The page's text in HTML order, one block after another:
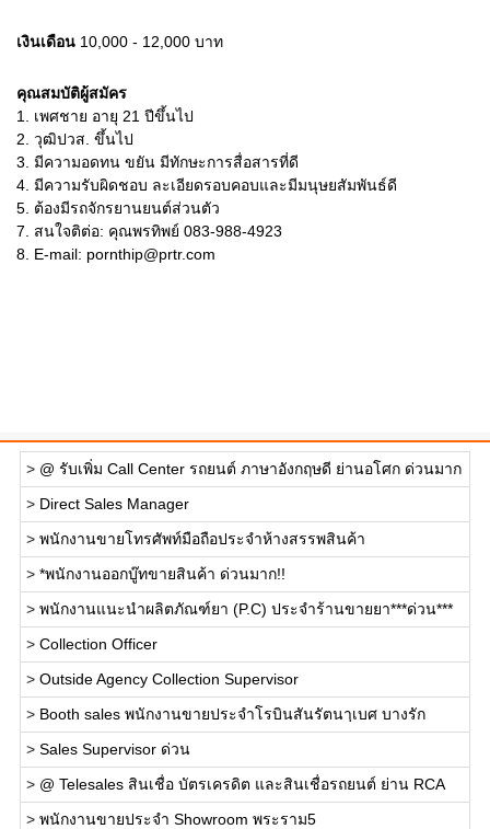
เงินเดือน 10,000 - 12,000 บาท
คุณสมบัติผู้สมัคร
1.
เพศชาย อายุ 21 ปีขึ้นไป
2. วุฒิปวส. ขึ้นไป
3. มีความอดทน ขยัน มีทักษะการสื่อสารที่ดี
4. มีความรับผิดชอบ ละเอียดรอบคอบและมีมนุษยสัมพันธ์ดี
5. ต้องมีรถจักรยานยนต์ส่วนตัว
7.
สนใจติต่อ: คุณพรทิพย์ 083-988-4923
8. E-mail: pornthip@prtr.com
> @ รับเพิ่ม Call Center รถยนต์ ภาษาอังกฤษดี ย่านอโศก ด่วนมาก
> Direct Sales Manager
> พนักงานขายโทรศัพท์มือถือประจำห้างสรรพสินค้า
> *พนักงานออกบู๊ทขายสินค้า ด่วนมาก!!
> พนักงานแนะนำผลิตภัณฑ์ยา (P.C) ประจำร้านขายยา***ด่วน***
> Collection Officer
> Outside Agency Collection Supervisor
> Booth sales พนักงานขายประจำโรบินสันรัตนาฺเบศ บางรัก
> Sales Supervisor ด่วน
> @ Telesales สินเชื่อ บัตรเครดิต และสินเชื่อรถยนต์ ย่าน RCA
> พนักงานขายประจำ Showroom พระราม5